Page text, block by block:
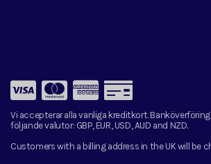
Vi accepterar alla vanliga kreditkort.
följande valutor: GBP, EUR, USD, AUD and NZD.
Customers with a billing address in the UK will be